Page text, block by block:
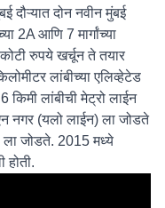
दौऱ्यात दोन नवीन मुंबई
2A आणि 7 मार्गांच्या
रुपये खर्चून ते तयार
लांबीच्या एलिव्हेटेड
लांबीची मेट्रो लाईन
नगर (यलो लाईन) ला जोडते
ला जोडते. 2015 मध्ये
होती.